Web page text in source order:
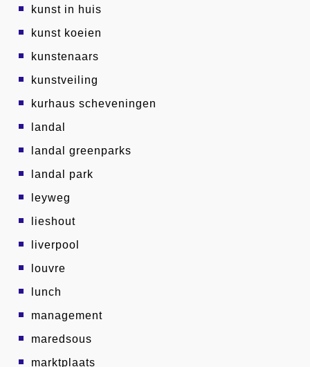
kunst in huis
kunst koeien
kunstenaars
kunstveiling
kurhaus scheveningen
landal
landal greenparks
landal park
leyweg
lieshout
liverpool
louvre
lunch
management
maredsous
marktplaats